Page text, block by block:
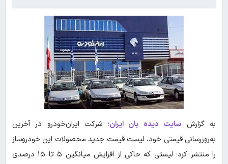
به گزارش سایت دیده بان ایران؛ شرکت ایران‌خودرو در آخرین
به‌روزرسانی قیمتی خود، لیست قیمت جدید محصولات این خودروساز
را منتشر کرد؛ لیستی که حاکی از افزایش میانگین ۵ تا ۱۵ درصدی